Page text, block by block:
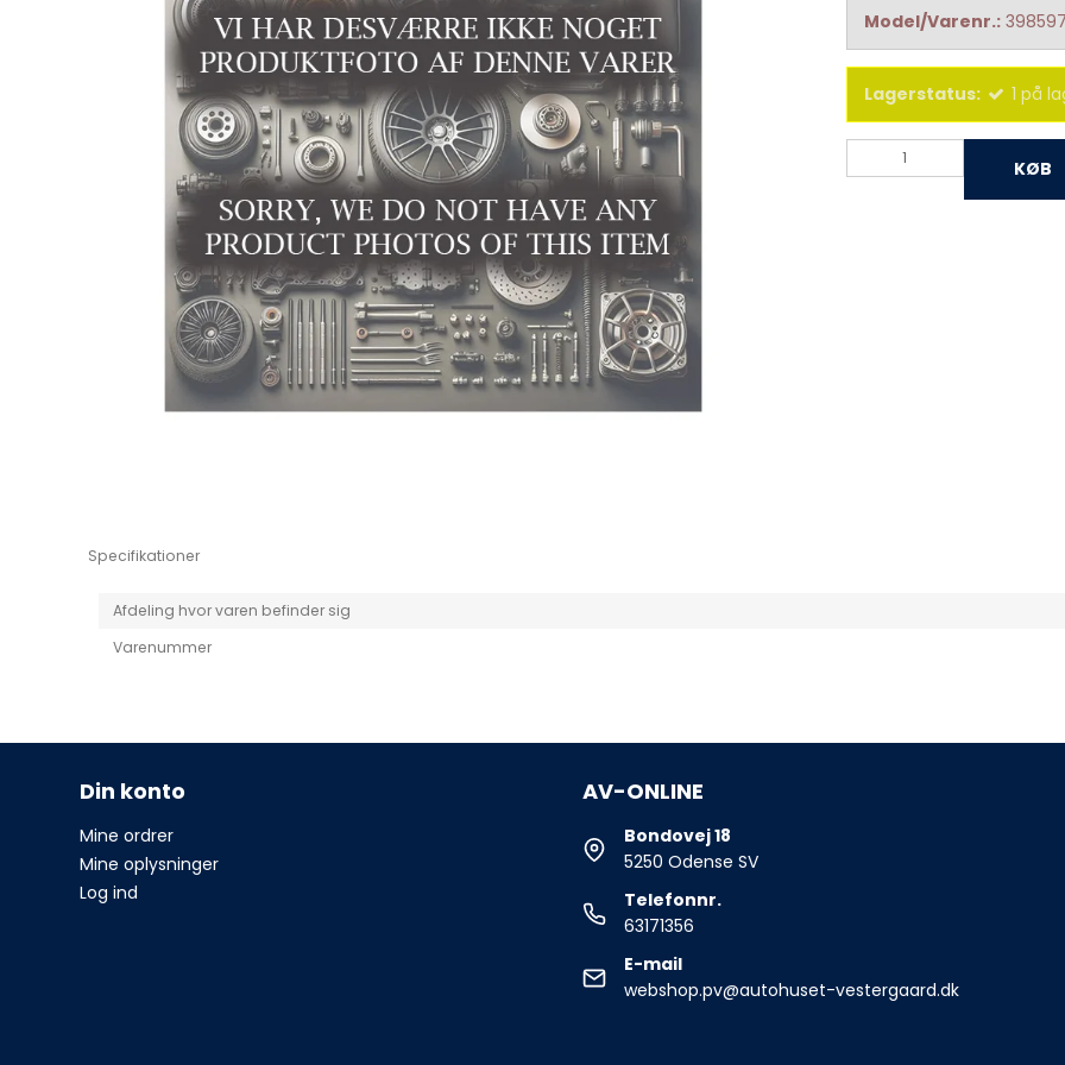
Niro EV
Picanto MY25
Model/Varenr.:
Lagerstatus: 1 på
KØB
Specifikationer
Afdeling hvor varen befinder sig
Varenummer
Din konto
Mine ordrer
Mine oplysninger
Log ind
AV-ONLINE
Bondovej 18
5250 Odense SV
Telefonnr.
63171356
E-mail
webshop.pv@autohuset-vestergaard.dk